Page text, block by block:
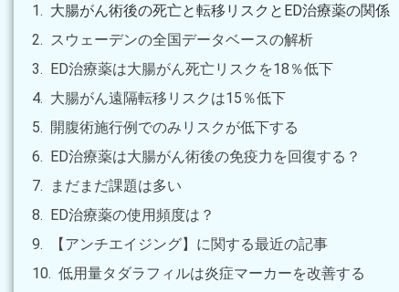
大腸がん術後の死亡と転移リスクとED治療薬の関係
スウェーデンの全国データベースの解析
ED治療薬は大腸がん死亡リスクを18％低下
大腸がん遠隔転移リスクは15％低下
開腹術施行例でのみリスクが低下する
ED治療薬は大腸がん術後の免疫力を回復する？
まだまだ課題は多い
ED治療薬の使用頻度は？
【アンチエイジング】に関する最近の記事
低用量タダラフィルは炎症マーカーを改善する